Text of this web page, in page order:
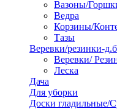
Вазоны/
Ведра
Корзины/
Тазы
Веревки/резинки-
Веревки/
Леска
Дача
Для уборки
Доски гладильные/